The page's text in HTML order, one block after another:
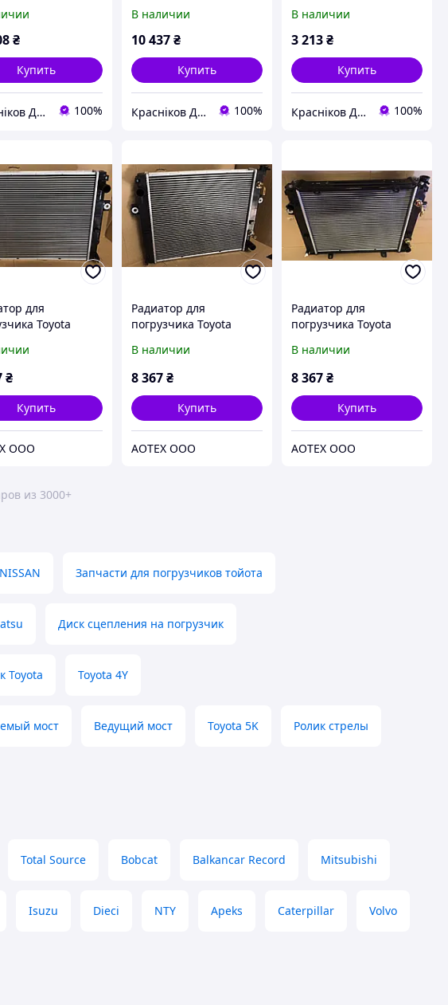
₴
Купить
Красніков Д.Ю. 100%
В наличии
10 437 ₴
Купить
Красніков Д.Ю. 100%
16100-78203-71
В наличии
3 213₴
Купить
Красніков Д.Ю. 100%
для
Toyota
₴
Купить
ООО
Радиатор для
погрузчика Toyota
водомаслянный
В наличии
8 367 ₴
Купить
АОТЕХ ООО
Радиатор для
погрузчика Toyota
водомаслянный
В наличии
8 367₴
Купить
АОТЕХ ООО
из 3000+
Запчасти для погрузчиков тойота
Диск сцепления на погрузчик
Toyota Toyota 4Y
мост Ведущий мост Toyota 5K Ролик стрелы
Total Source Bobcat Balkancar Record Mitsubishi
Isuzu Dieci NTY Apeks Caterpillar Volvo